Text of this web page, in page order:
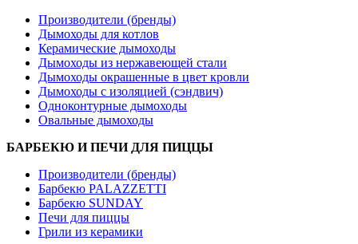
Производители (бренды)
Дымоходы для котлов
Керамические дымоходы
Дымоходы из нержавеющей стали
Дымоходы окрашенные в цвет кровли
Дымоходы с изоляцией (сэндвич)
Одноконтурные дымоходы
Овальные дымоходы
БАРБЕКЮ И ПЕЧИ ДЛЯ ПИЦЦЫ
Производители (бренды)
Барбекю PALAZZETTI
Барбекю SUNDAY
Печи для пиццы
Грили из керамики